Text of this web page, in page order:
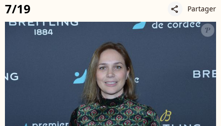
7/19 share Partager